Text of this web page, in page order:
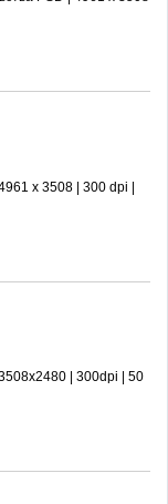
х 3508 | 300 dpi |
| 300dpi | 50